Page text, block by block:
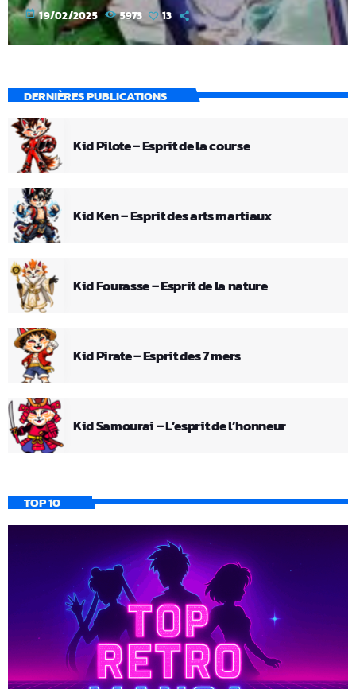
today 19/02/2025 5973 13
DERNIÈRES PUBLICATIONS
Kid Pilote – Esprit de la course
Kid Ken – Esprit des arts martiaux
Kid Fourasse – Esprit de la nature
Kid Pirate – Esprit des 7 mers
Kid Samourai – L’esprit de l’honneur
TOP 10